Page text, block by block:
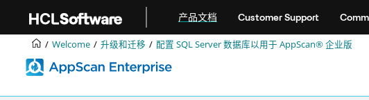
产品文档 Customer Support
Welcome 升级和迁移 配置 SQL Server 数据库以用于 AppScan® 企业版